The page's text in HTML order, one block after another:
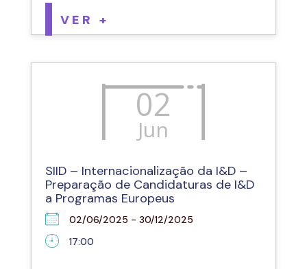
VER +
02
Jun
SIID – Internacionalização da I&D –
Preparação de Candidaturas de I&D
a Programas Europeus
02/06/2025 - 30/12/2025
17:00